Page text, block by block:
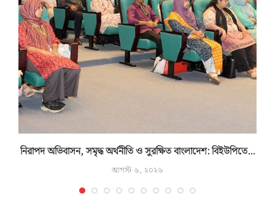
নিরাপদ অভিবাসন, সমৃদ্ধ অর্থনীতি ও সুরক্ষিত বাংলাদেশ: বিইউপিতে...
আগস্ট ৬, ২০২৬